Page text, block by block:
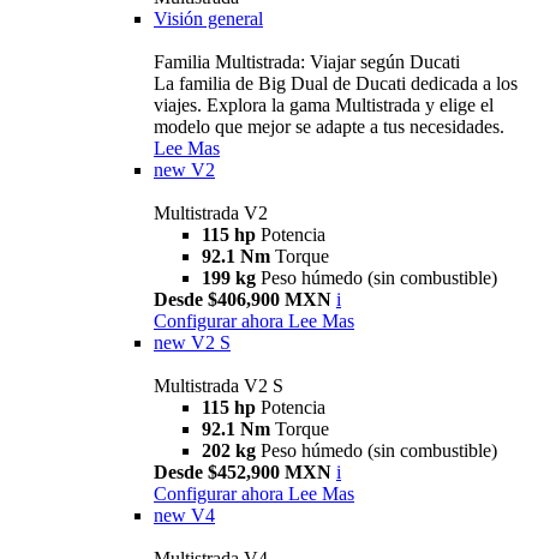
Visión general
Familia Multistrada: Viajar según Ducati
La familia de Big Dual de Ducati dedicada a los
viajes. Explora la gama Multistrada y elige el
modelo que mejor se adapte a tus necesidades.
Lee Mas
new V2
Multistrada V2
115 hp Potencia
92.1 Nm Torque
199 kg Peso húmedo (sin combustible)
Desde $406,900 MXN i
Configurar ahora Lee Mas
new V2 S
Multistrada V2 S
115 hp Potencia
92.1 Nm Torque
202 kg Peso húmedo (sin combustible)
Desde $452,900 MXN i
Configurar ahora Lee Mas
new V4